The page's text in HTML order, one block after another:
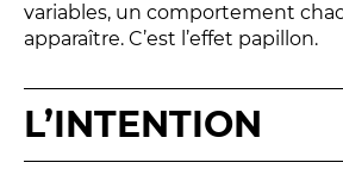
Enseignant
Relais
En famille
Étudiant
Entreprise
variables, un comportement
apparaître. C’est l’effet papillon.
L’INTENTION